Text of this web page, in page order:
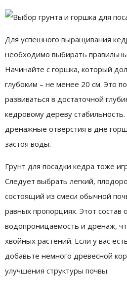
Для успешного выращивания
необходимо выбирать
Начинайте с горшка, который
глубоким – не менее 20 см. Это
развиваться в достаточной
кедровому дереву
дренажные отверстия в дне
застоя воды.
Грунт для посадки кедра тоже
Следует выбрать легкий,
состоящий из смеси обычной
равных пропорциях. Этот
водопроницаемость и дренаж,
хвойных растений. Если у вас
добавьте немного древесной
улучшения структуры почвы.